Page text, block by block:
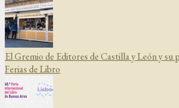
El Gremio de Editores de Castilla y León y su
Ferias de Libro